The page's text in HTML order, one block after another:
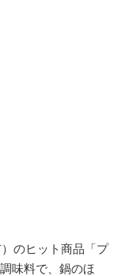
のヒット商品「プ
味料で、鍋のほ